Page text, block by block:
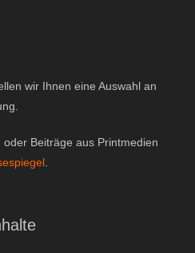
wir Ihnen eine Auswahl an
Beiträge aus Printmedien
.